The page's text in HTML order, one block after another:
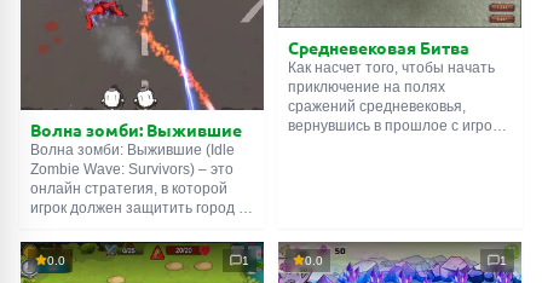
сооружений, а также на их
ремонт. Удачи в бою!
займите своё место в истории.
Волна зомби: Выжившие
Волна зомби: Выжившие (Idle
Zombie Wave: Survivors) – это
онлайн стратегия, в которой
игрок должен защитить город от
Выберите командира группы,
сформируйте отряд из
Cредневековая Битва
Как насчет того, чтобы начать
приключение на полях
сражений средневековья,
вернувшись в прошлое с игрой
стратегиях. Одной из самых
забавных сторон игры является
0.0 1 0.0 1